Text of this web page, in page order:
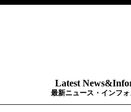
Latest
最新ニュース・インフ